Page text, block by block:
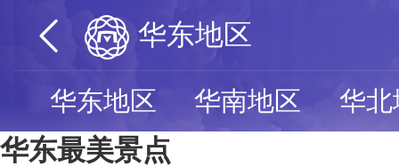
华东地区
华东地区 华南地区 华北
华东最美景点